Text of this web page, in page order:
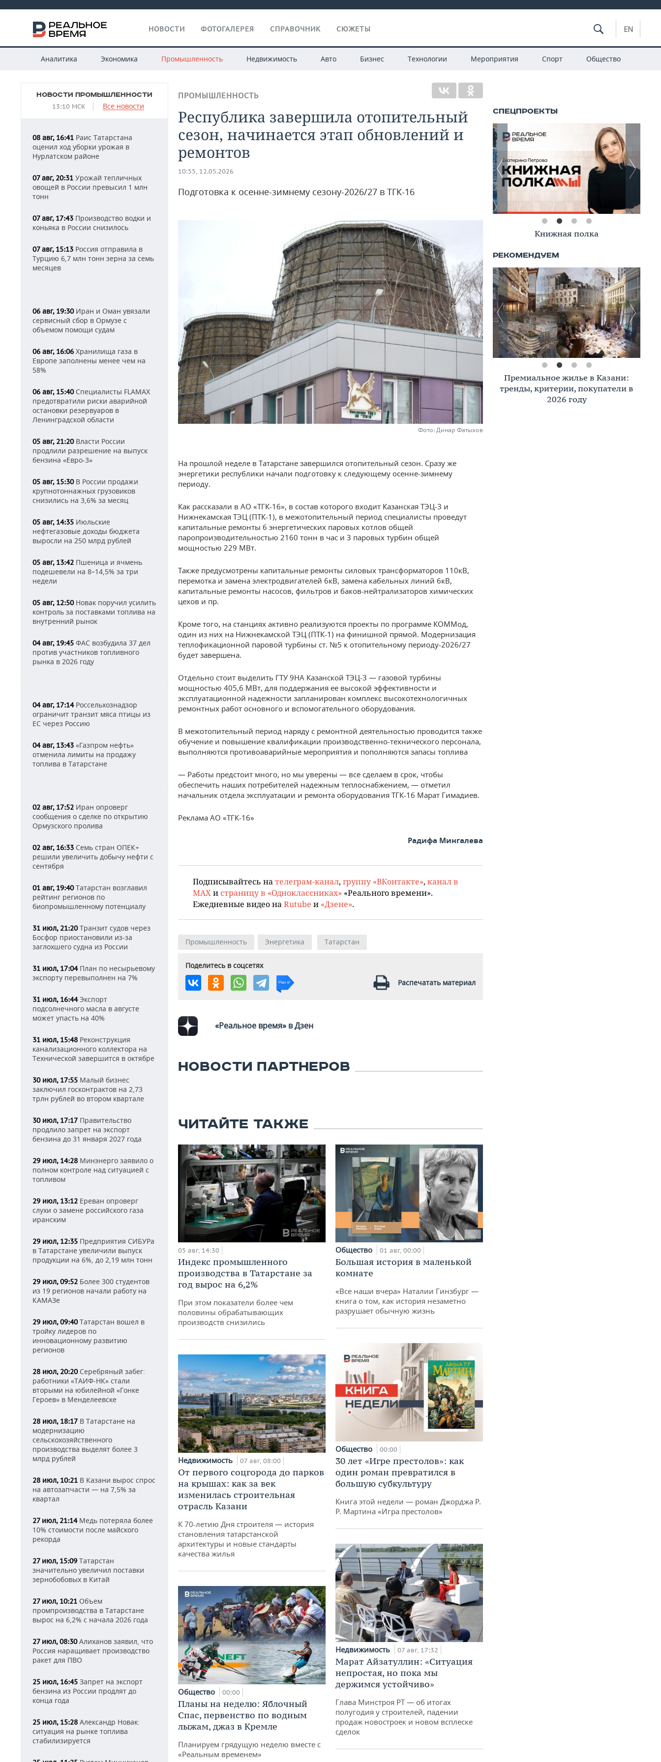
НОВОСТИ ФОТОГАЛЕРЕЯ СПРАВОЧНИК СЮЖЕТЫ EN
Аналитика Экономика Промышленность Недвижимость Авто Бизнес Технологии Мероприятия Спорт Общество
НОВОСТИ ПРОМЫШЛЕННОСТИ
13:10 МСК Все новости
08 авг, 16:41 Раис Татарстана
оценил ход уборки урожая в
Нурлатском районе
07 авг, 20:31 Урожай тепличных
овощей в России превысил 1 млн
тонн
07 авг, 17:43 Производство водки и
коньяка в России снизилось
07 авг, 15:13 Россия отправила в
Турцию 6,7 млн тонн зерна за семь
месяцев
06 авг, 19:30Иран и Оман увязали
сервисный сбор в Ормузе с
объемом помощи судам
06 авг, 16:06 Хранилища газа в
Европе заполнены менее чем на
58%
06 авг, 15:40Специалисты FLAMAX
предотвратили риски аварийной
остановки резервуаров в
Ленинградской области
05 авг, 21:20Власти России
продлили разрешение на выпуск
бензина «Евро-3»
05 авг, 15:30В России продажи
крупнотоннажных грузовиков
снизились на 3,6% за месяц
05 авг, 14:35 Июльские
нефтегазовые доходы бюджета
выросли на 250 млрд рублей
05 авг, 13:42 Пшеница и ячмень
подешевели на 8–14,5% за три
недели
05 авг, 12:50Новак поручил усилить
контроль за поставками топлива на
внутренний рынок
04 авг, 19:45 ФАС возбудила 37 дел
против участников топливного
рынка в 2026 году
04 авг, 17:14Россельхознадзор
ограничит транзит мяса птицы из
ЕС через Россию
04 авг, 13:43 «Газпром нефть»
отменила лимиты на продажу
топлива в Татарстане
02 авг, 17:52 Иран опроверг
сообщения о сделке по открытию
Ормузского пролива
02 авг, 16:33 Семь стран ОПЕК+
решили увеличить добычу нефти с
сентября
01 авг, 19:40Татарстан возглавил
рейтинг регионов по
биопромышленному потенциалу
31 июл, 21:20Транзит судов через
Босфор приостановили из-за
заглохшего судна из России
31 июл, 17:04План по несырьевому
экспорту перевыполнен на 7%
31 июл, 16:44Экспорт
подсолнечного масла в августе
может упасть на 40%
31 июл, 15:48 Реконструкция
канализационного коллектора на
Технической завершится в октябре
30 июл, 17:55 Малый бизнес
заключил госконтрактов на 2,73
трлн рублей во втором квартале
30 июл, 17:17 Правительство
продлило запрет на экспорт
бензина до 31 января 2027 года
29 июл, 14:28 Минэнерго заявило о
полном контроле над ситуацией с
топливом
29 июл, 13:12 Ереван опроверг
слухи о замене российского газа
иранским
29 июл, 12:35 Предприятия СИБУРа
в Татарстане увеличили выпуск
продукции на 6%, до 2,19 млн тонн
29 июл, 09:52 Более 300 студентов
из 19 регионов начали работу на
КАМАЗе
29 июл, 09:40Татарстан вошел в
тройку лидеров по
инновационному развитию
регионов
28 июл, 20:20Серебряный забег:
работники «ТАИФ-НК» стали
вторыми на юбилейной «Гонке
Героев» в Менделеевске
28 июл, 18:17 В Татарстане на
модернизацию
сельскохозяйственного
производства выделят более 3
млрд рублей
28 июл, 10:21 В Казани вырос спрос
на автозапчасти — на 7,5% за
квартал
27 июл, 21:14Медь потеряла более
10% стоимости после майского
рекорда
27 июл, 15:09 Татарстан
значительно увеличил поставки
зернобобовых в Китай
27 июл, 10:21 Объем
промпроизводства в Татарстане
вырос на 6,2% с начала 2026 года
27 июл, 08:30Алиханов заявил, что
Россия наращивает производство
ракет для ПВО
25 июл, 16:45 Запрет на экспорт
бензина из России продлят до
конца года
25 июл, 15:28 Александр Новак:
ситуация на рынке топлива
стабилизируется
ПРОМЫШЛЕННОСТЬ
Республика завершила отопительный
сезон, начинается этап обновлений и
ремонтов
10:55, 12.05.2026
Подготовка к осенне-зимнему сезону-2026/27 в ТГК-16
Фото: Динар Фатыхов
На прошлой неделе в Татарстане завершился отопительный сезон. Сразу же
энергетики республики начали подготовку к следующему осенне-зимнему
периоду.
Как рассказали в АО «ТГК-16», в состав которого входит Казанская ТЭЦ-3 и
Нижнекамская ТЭЦ (ПТК-1), в межотопительный период специалисты проведут
капитальные ремонты 6 энергетических паровых котлов общей
паропроизводительностью 2160 тонн в час и 3 паровых турбин общей
мощностью 229 МВт.
Также предусмотрены капитальные ремонты силовых трансформаторов 110кВ,
перемотка и замена электродвигателей 6кВ, замена кабельных линий 6кВ,
капитальные ремонты насосов, фильтров и баков-нейтрализаторов химических
цехов и пр.
Кроме того, на станциях активно реализуются проекты по программе КОММод,
один из них на Нижнекамской ТЭЦ (ПТК-1) на финишной прямой. Модернизация
теплофикационной паровой турбины ст. №5 к отопительному периоду-2026/27
будет завершена.
Отдельно стоит выделить ГТУ 9HA Казанской ТЭЦ-3 — газовой турбины
мощностью 405,6 МВт, для поддержания ее высокой эффективности и
эксплуатационной надежности запланирован комплекс высокотехнологичных
ремонтных работ основного и вспомогательного оборудования.
В межотопительный период наряду с ремонтной деятельностью проводится также
обучение и повышение квалификации производственно-технического персонала,
выполняются противоаварийные мероприятия и пополняются запасы топлива
— Работы предстоит много, но мы уверены — все сделаем в срок, чтобы
обеспечить наших потребителей надежным теплоснабжением, — отметил
начальник отдела эксплуатации и ремонта оборудования ТГК-16 Марат Гимадиев.
Реклама АО «ТГК-16»
Радифа Мингалева
Подписывайтесь на телеграм-канал, группу «ВКонтакте», канал в
MAX и страницу в «Одноклассниках» «Реального времени».
Ежедневные видео на Rutube и «Дзене».
Промышленность Энергетика Татарстан
Поделитесь в соцсетях
Распечатать материал
«Реальное время» в Дзен
НОВОСТИ ПАРТНЕРОВ
ЧИТАЙТЕ ТАКЖЕ
05 авг, 14:30
Индекс промышленного
производства в Татарстане за
год вырос на 6,2%
При этом показатели более чем
половины обрабатывающих
производств снизились
Недвижимость 07 авг, 08:00
От первого соцгорода до парков
на крышах: как за век
изменилась строительная
отрасль Казани
К 70-летию Дня строителя — история
становления татарстанской
архитектуры и новые стандарты
качества жилья
Общество 00:00
Планы на неделю: Яблочный
Спас, первенство по водным
лыжам, джаз в Кремле
Планируем грядущую неделю вместе с
«Реальным временем»
Общество 01 авг, 00:00
Большая история в маленькой
комнате
«Все наши вчера» Наталии Гинзбург —
книга о том, как история незаметно
разрушает обычную жизнь
Общество 00:00
30 лет «Игре престолов»: как
один роман превратился в
большую субкультуру
Книга этой недели — роман Джорджа Р.
Р. Мартина «Игра престолов»
Недвижимость 07 авг, 17:32
Марат Айзатуллин: «Ситуация
непростая, но пока мы
держимся устойчиво»
Глава Минстроя РТ — об итогах
полугодия у строителей, падении
продаж новостроек и новом всплеске
сделок
Книжная полка
Премиальное жилье в Казани:
тренды, критерии, покупатели в
2026 году